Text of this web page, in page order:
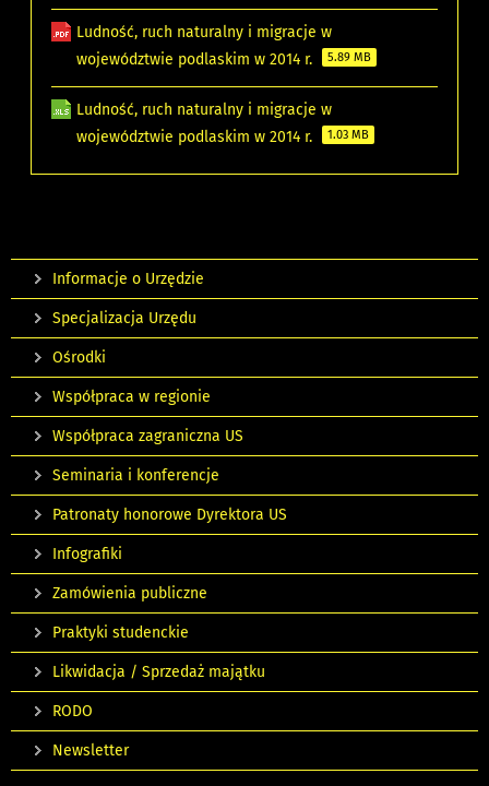
Ludność, ruch naturalny i migracje w
województwie podlaskim w 2014 r.
5.89 MB
Ludność, ruch naturalny i migracje w
województwie podlaskim w 2014 r.
1.03 MB
Informacje o Urzędzie
Specjalizacja Urzędu
Ośrodki
Współpraca w regionie
Współpraca zagraniczna US
Seminaria i konferencje
Patronaty honorowe Dyrektora US
Infografiki
Zamówienia publiczne
Praktyki studenckie
Likwidacja / Sprzedaż majątku
RODO
Newsletter